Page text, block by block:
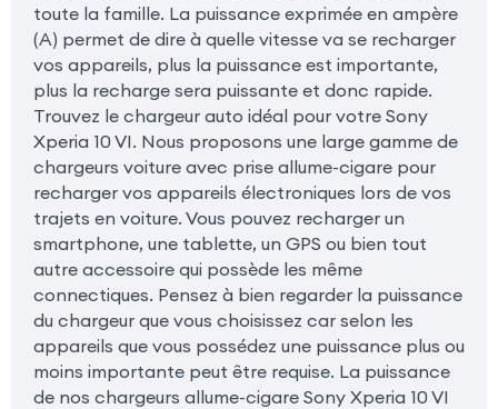
toute la famille. La puissance exprimée en ampère
(A) permet de dire à quelle vitesse va se recharger
vos appareils, plus la puissance est importante,
plus la recharge sera puissante et donc rapide.
Trouvez le chargeur auto idéal pour votre Sony
Xperia 10 VI. Nous proposons une large gamme de
chargeurs voiture avec prise allume-cigare pour
recharger vos appareils électroniques lors de vos
trajets en voiture. Vous pouvez recharger un
smartphone, une tablette, un GPS ou bien tout
autre accessoire qui possède les même
connectiques. Pensez à bien regarder la puissance
du chargeur que vous choisissez car selon les
appareils que vous possédez une puissance plus ou
moins importante peut être requise. La puissance
de nos chargeurs allume-cigare Sony Xperia 10 VI